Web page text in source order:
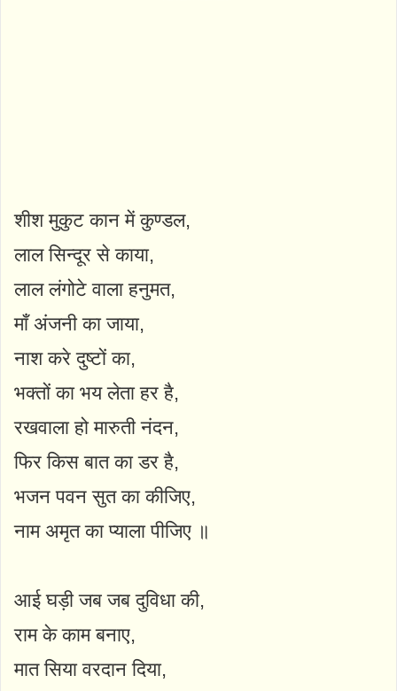
शीश मुकुट कान में कुण्डल,
लाल सिन्दूर से काया,
लाल लंगोटे वाला हनुमत,
माँ अंजनी का जाया,
नाश करे दुष्टों का,
भक्तों का भय लेता हर है,
रखवाला हो मारुती नंदन,
फिर किस बात का डर है,
भजन पवन सुत का कीजिए,
नाम अमृत का प्याला पीजिए ॥
आई घड़ी जब जब दुविधा की,
राम के काम बनाए,
मात सिया वरदान दिया,